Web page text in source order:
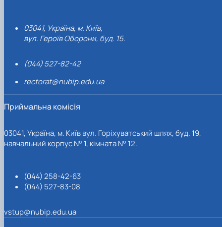
03041, Україна, м. Київ,
вул. Героїв Оборони, буд. 15.
(044) 527-82-42
rectorat@nubip.edu.ua
Приймальна комісія
03041, Україна, м. Київ вул. Горіхуватський шлях, буд. 19,
навчальний корпус № 1, кімната № 12.
(044) 258-42-63
(044) 527-83-08
vstup@nubip.edu.ua